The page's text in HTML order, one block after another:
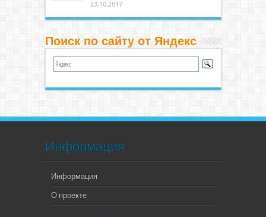
23.10.2017
Поиск по сайту от Яндекс
Информация
Информация
О проекте